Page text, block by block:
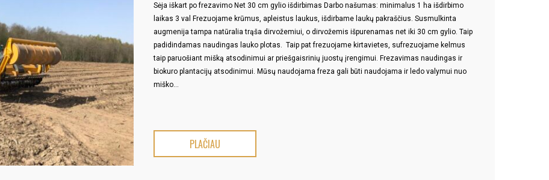
Sėja iškart po frezavimo Net 30 cm gylio išdirbimas Darbo našumas: minimalus 1 ha išdirbimo
laikas 3 val Frezuojame krūmus, apleistus laukus, išdirbame laukų pakraščius. Susmulkinta
augmenija tampa natūralia trąša dirvožemiui, o dirvožemis išpurenamas net iki 30 cm gylio. Taip
padidindamas naudingas lauko plotas. Taip pat frezuojame kirtavietes, sufrezuojame kelmus
taip paruošiant mišką atsodinimui ar priešgaisrinių juostų įrengimui. Frezavimas naudingas ir
biokuro plantacijų atsodinimui. Mūsų naudojama freza gali būti naudojama ir ledo valymui nuo
miško…
PLAČIAU